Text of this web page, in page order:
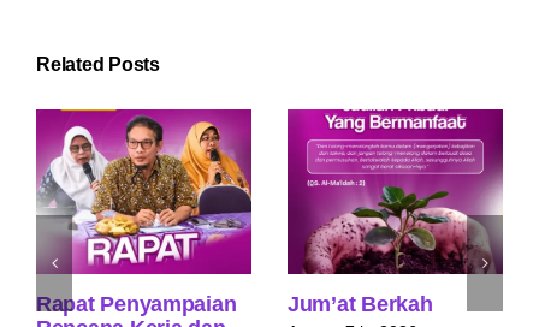
Related Posts
Rapat Penyampaian
Jum’at Berkah